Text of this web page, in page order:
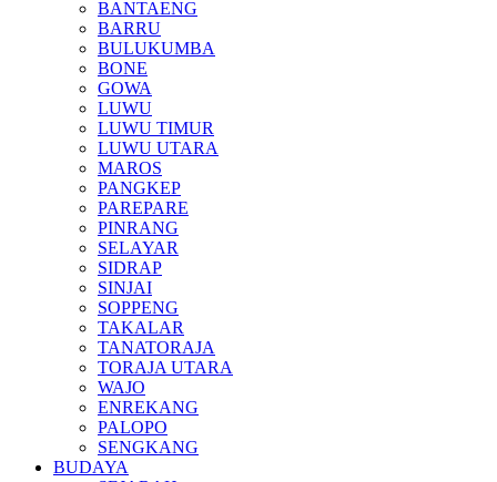
BANTAENG
BARRU
BULUKUMBA
BONE
GOWA
LUWU
LUWU TIMUR
LUWU UTARA
MAROS
PANGKEP
PAREPARE
PINRANG
SELAYAR
SIDRAP
SINJAI
SOPPENG
TAKALAR
TANATORAJA
TORAJA UTARA
WAJO
ENREKANG
PALOPO
SENGKANG
BUDAYA